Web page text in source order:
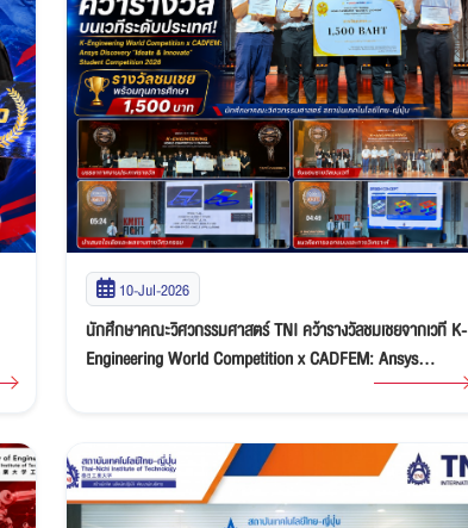
10-Jul-2026
นักศึกษาคณะวิศวกรรมศาสตร์ TNI คว้ารางวัลชมเชยจากเวที K-
Engineering World Competition x CADFEM: Ansys
Discovery “Ideate & Innovate” Student Competition 2026